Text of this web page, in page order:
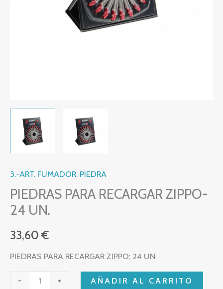
3.-ART. FUMADOR, PIEDRA
PIEDRAS PARA RECARGAR ZIPPO-
24 UN.
33,60 €
PIEDRAS PARA RECARGAR ZIPPO; 24 UN.
- + AÑADIR AL CARRITO